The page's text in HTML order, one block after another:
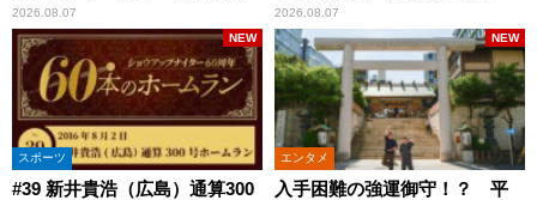
断を評価
2026.08.07 2026.08.07
スポーツ
#39 新井貴浩（広島）通算300
NEW
エンタメ
入手困難の強運御守！？ 平
NEW